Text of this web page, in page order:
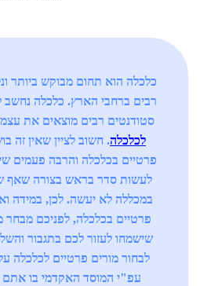
כלכלה הוא תחום מבוקש ביותר
רבים ברחבי הארץ. כלכלה נחשב
סטודנטים רבים מוצאים את
לכלכלה. חשוב לציין שאין זה
פרטיים בכלכלה והרבה פעמים
לעשות סדר בראש בצורה שאף
במכללה לא יעשה. לכן, במידה
פרטיים בכלכלה, לפניכם מבחר
שישמחו לעזור לכם בתגבור
לבחור מורים פרטיים לכלכלה על
עפ"י המוסד האקדמי בו אתם